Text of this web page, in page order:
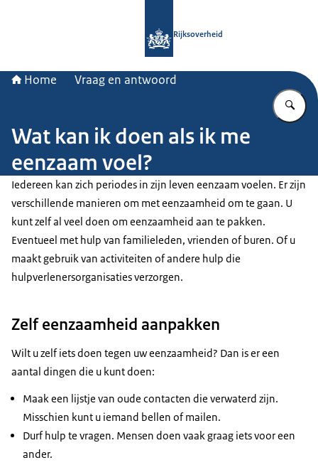
Rijksoverheid
Home Vraag en antwoord
Wat kan ik doen als ik me
eenzaam voel?
Iedereen kan zich periodes in zijn leven eenzaam voelen. Er zijn
verschillende manieren om met eenzaamheid om te gaan. U
kunt zelf al veel doen om eenzaamheid aan te pakken.
Eventueel met hulp van familieleden, vrienden of buren. Of u
maakt gebruik van activiteiten of andere hulp die
hulpverlenersorganisaties verzorgen.
Zelf eenzaamheid aanpakken
Wilt u zelf iets doen tegen uw eenzaamheid? Dan is er een
aantal dingen die u kunt doen:
Maak een lijstje van oude contacten die verwaterd zijn.
Misschien kunt u iemand bellen of mailen.
Durf hulp te vragen. Mensen doen vaak graag iets voor een
ander.